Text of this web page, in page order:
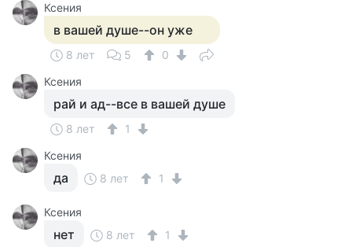
Ксения
в вашей душе--он уже
8 лет 5
0
Ксения
рай и ад--все в вашей душе
8 лет
1
Ксения
да 8 лет 1
Ксения
нет 8 лет 1